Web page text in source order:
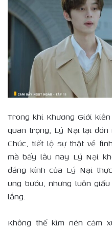
Trong khi Khương Giới
quan trọng, Lý Nại lại
Chúc, tiết lộ sự thật về
mà bấy lâu nay Lý Nại
đáng kính của Lý Nại
ung bướu, nhưng luôn
lắng.
Không thể kìm nén cảm